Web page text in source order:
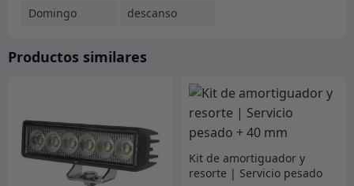
Domingo
descanso
Productos similares
Kit de amortiguador y
resorte | Servicio pesado